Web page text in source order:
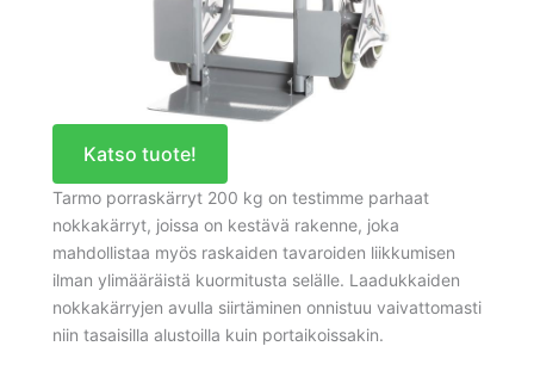
Katso tuote!
Tarmo porraskärryt 200 kg on testimme parhaat
nokkakärryt, joissa on kestävä rakenne, joka
mahdollistaa myös raskaiden tavaroiden liikkumisen
ilman ylimääräistä kuormitusta selälle. Laadukkaiden
nokkakärryjen avulla siirtäminen onnistuu vaivattomasti
niin tasaisilla alustoilla kuin portaikoissakin.